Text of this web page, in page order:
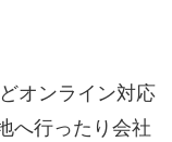
オンライン対応
へ行ったり会社